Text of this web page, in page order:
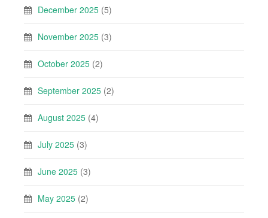
December 2025 (5)
November 2025 (3)
October 2025 (2)
September 2025 (2)
August 2025 (4)
July 2025 (3)
June 2025 (3)
May 2025 (2)